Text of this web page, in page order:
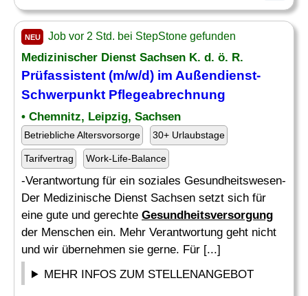
NEU Job vor 2 Std. bei StepStone gefunden
Medizinischer Dienst Sachsen K. d. ö. R.
Prüfassistent (m/w/d) im Außendienst-
Schwerpunkt Pflegeabrechnung
• Chemnitz, Leipzig, Sachsen
Betriebliche Altersvorsorge 30+ Urlaubstage
Tarifvertrag Work-Life-Balance
-Verantwortung für ein soziales Gesundheitswesen-
Der Medizinische Dienst Sachsen setzt sich für
eine gute und gerechte Gesundheitsversorgung
der Menschen ein. Mehr Verantwortung geht nicht
und wir übernehmen sie gerne. Für [...]
MEHR INFOS ZUM STELLENANGEBOT